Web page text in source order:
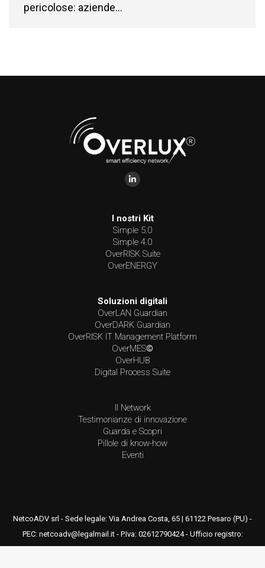
pericolose: aziende…
I nostri Kit
Simple 5.0
Simple 4.0
OverRISK Suite
OverENERGY
Soluzioni digitali
OverLAN Guardian
OverDARK Guardian
OverRISK IT Management Platform
OverMES©
OverHUB
Digital Process Suite
Il Network
Testimonianze di innovazione
Guarda e Scopri
Pillole di know-how
Eventi
NetcoADV srl - Sede legale: Via Andrea Costa, 65 | 61122 Pesaro (PU) -
PEC: netcoadv@legalmail.it - P.Iva: 02612790424 - Ufficio registro: